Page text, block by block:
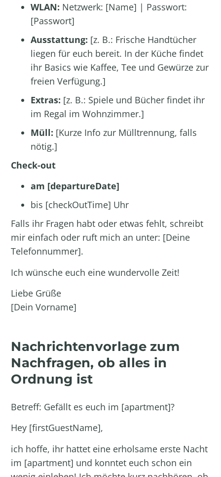
WLAN: Netzwerk: [Name] | Passwort:
[Passwort]
Ausstattung: [z. B.: Frische Handtücher
liegen für euch bereit. In der Küche findet
ihr Basics wie Kaffee, Tee und Gewürze zur
freien Verfügung.]
Extras: [z. B.: Spiele und Bücher findet ihr
im Regal im Wohnzimmer.]
Müll: [Kurze Info zur Mülltrennung, falls
nötig.]
Check-out
am [departureDate]
bis [checkOutTime] Uhr
Falls ihr Fragen habt oder etwas fehlt, schreibt
mir einfach oder ruft mich an unter: [Deine
Telefonnummer].
Ich wünsche euch eine wundervolle Zeit!
Liebe Grüße
[Dein Vorname]
Nachrichtenvorlage zum
Nachfragen, ob alles in
Ordnung ist
Betreff: Gefällt es euch im [apartment]?
Hey [firstGuestName],
ich hoffe, ihr hattet eine erholsame erste Nacht
im [apartment] und konntet euch schon ein